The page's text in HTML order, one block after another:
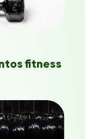
fitness